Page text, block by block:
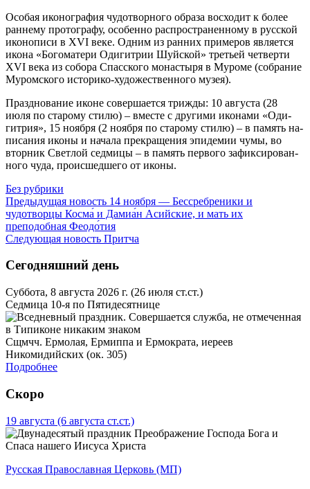
Осо­бая ико­но­гра­фия чу­до­твор­но­го об­ра­за вос­хо­дит к бо­лее
ран­не­му про­то­гра­фу, осо­бен­но рас­про­стра­нен­но­му в рус­ской
ико­но­пи­си в XVI ве­ке. Од­ним из ран­них при­ме­ров яв­ля­ет­ся
ико­на «Бо­го­ма­те­ри Оди­гит­рии Шуй­ской» тре­тьей чет­вер­ти
XVI ве­ка из со­бо­ра Спас­ско­го мо­на­сты­ря в Му­ро­ме (со­бра­ние
Му­ром­ско­го ис­то­ри­ко-ху­до­же­ствен­но­го му­зея).
Празд­но­ва­ние иконе со­вер­ша­ет­ся три­жды: 10 ав­гу­ста (28
июля по ста­ро­му сти­лю) – вме­сте с дру­ги­ми ико­на­ми «Оди­
гит­рия», 15 но­яб­ря (2 но­яб­ря по ста­ро­му сти­лю) – в па­мять на­
пи­са­ния ико­ны и на­ча­ла пре­кра­ще­ния эпи­де­мии чу­мы, во
втор­ник Свет­лой сед­ми­цы – в па­мять пер­во­го за­фик­си­ро­ван­
но­го чу­да, про­ис­шед­ше­го от ико­ны.
Без рубрики
Предыдущая новость 14 ноября — Бессребреники и
чудотворцы Косма́ и Дамиа́н Асийские, и мать их
преподобная Феодо́тия
Следующая новость Притча
Сегодняшний день
Суббота, 8 августа 2026 г. (26 июля ст.ст.)
Седмица 10-я по Пятидесятнице
Сщмчч. Ермолая, Ермиппа и Ермократа, иереев
Никомидийских (ок. 305)
Подробнее
Скоро
19 августа (6 августа ст.ст.)
Преображение Господа Бога и
Спаса нашего Иисуса Христа
Русская Православная Церковь (МП)